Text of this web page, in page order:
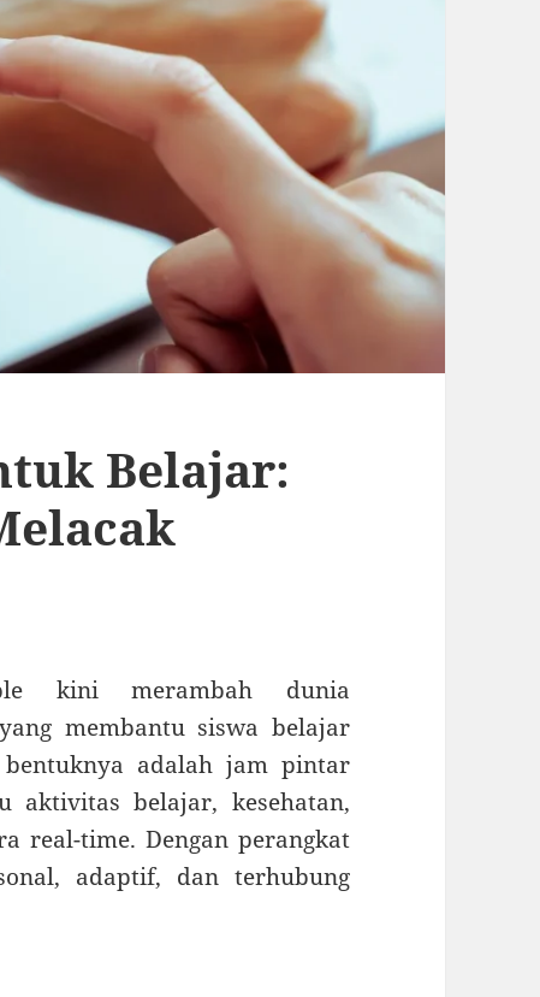
Belajar:
kini merambah dunia
membantu siswa belajar
bentuknya adalah jam pintar
aktivitas belajar, kesehatan,
real-time. Dengan perangkat
adaptif, dan terhubung